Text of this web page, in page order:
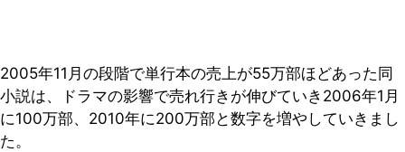
2005年11月の段階で単行本の売上が55万部ほどあった同
小説は、ドラマの影響で売れ行きが伸びていき2006年1月
に100万部、2010年に200万部と数字を増やしていきまし
た。